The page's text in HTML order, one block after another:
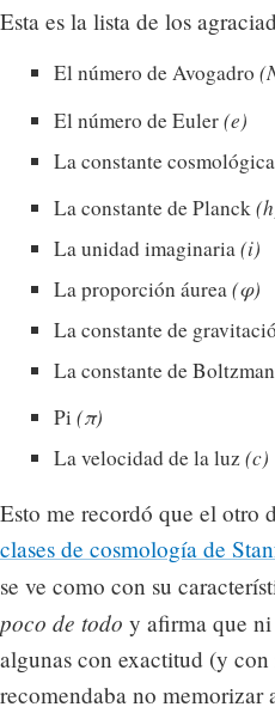
Esta es la lista de los
El número de Avogadro
El número de Euler(e)
La constante
La constante de Planck
La unidad imaginaria(i)
La proporción áurea(φ)
La constante de
La constante de
Pi (π)
La velocidad de la luz(c)
Esto me recordó que el otro
clases de cosmología de
se ve como con su
poco de todo y afirma que ni
algunas con exactitud (y
recomendaba no memorizar